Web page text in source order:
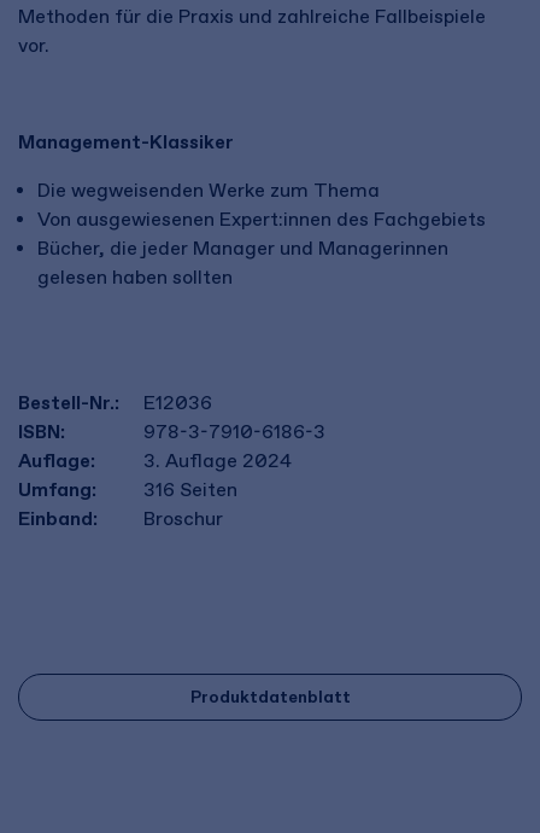
Methoden für die Praxis und zahlreiche Fallbeispiele
vor.
Management-Klassiker
Die wegweisenden Werke zum Thema
Von ausgewiesenen Expert:innen des Fachgebiets
Bücher, die jeder Manager und Managerinnen
gelesen haben sollten
Bestell-Nr.:
E12036
ISBN:
978-3-7910-6186-3
Auflage:
3. Auflage 2024
Umfang:
316 Seiten
Einband:
Broschur
Produktdatenblatt